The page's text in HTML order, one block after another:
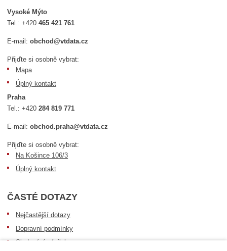
Vysoké Mýto
Tel.:+420465 421 761
E-mail:obchod@vtdata.cz
Přijďte si osobně vybrat:
Mapa
Úplný kontakt
Praha
Tel.:+420284 819 771
E-mail:obchod.praha@vtdata.cz
Přijďte si osobně vybrat:
Na Košince 106/3
Úplný kontakt
ČASTÉ DOTAZY
Nejčastější dotazy
Dopravní podmínky
Sledování zásilek